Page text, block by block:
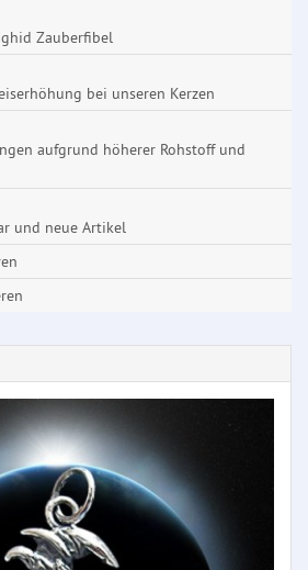
Zauberfibel
bei unseren Kerzen
aufgrund höherer Rohstoff und
und neue Artikel